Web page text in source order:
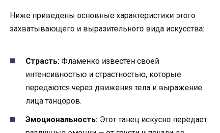
Ниже приведены основные характеристики этого
захватывающего и выразительного вида искусства:
Страсть: Фламенко известен своей
интенсивностью и страстностью, которые
передаются через движения тела и выражение
лица танцоров.
Эмоциональность: Этот танец искусно передает